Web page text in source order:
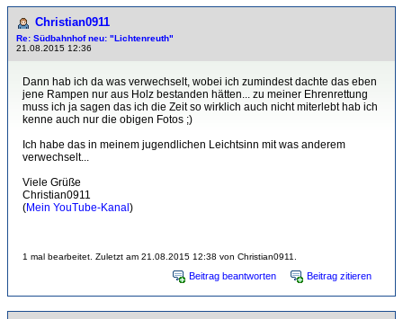
Christian0911
Re: Südbahnhof neu: "Lichtenreuth"
21.08.2015 12:36
Dann hab ich da was verwechselt, wobei ich zumindest dachte das eben
jene Rampen nur aus Holz bestanden hätten... zu meiner Ehrenrettung
muss ich ja sagen das ich die Zeit so wirklich auch nicht miterlebt hab ich
kenne auch nur die obigen Fotos ;)
Ich habe das in meinem jugendlichen Leichtsinn mit was anderem
verwechselt...
Viele Grüße
Christian0911
(Mein YouTube-Kanal )
1 mal bearbeitet. Zuletzt am 21.08.2015 12:38 von Christian0911.
Beitrag beantworten Beitrag zitieren